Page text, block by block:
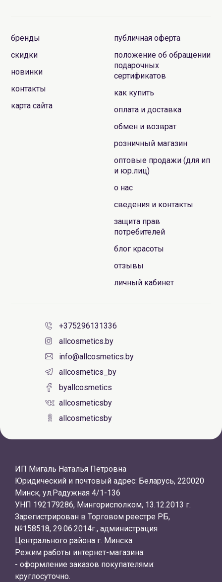
бренды
скидки
новинки
контакты
карта сайта
публичная оферта
положение об обращении
подарочных
сертификатов
как купить
оплата и доставка
обмен и возврат
розничный магазин
оптовые продажи (для ип
и юр.лиц)
о нас
сведения и контакты
защита прав
потребителей
блог красоты
отзывы
личный кабинет
+375296131336
allcosmetics.by
info@allcosmetics.by
allcosmetics_by
byallcosmetics
allcosmeticsby
allcosmeticsby
ИП Мигаль Наталья Петровна
Юридический и почтовый адрес: Беларусь, 220020
Минск, ул.Радужная 4/1-136
УНП 192179286, Мингорисполком, 13.12.2013 г.
Зарегистрирован в Торговом реестре РБ,
№158518, 29.06.2014г., администрация
Центрального района г. Минска
Режим работы интернет-магазина:
- оформление заказов покупателями:
круглосуточно.